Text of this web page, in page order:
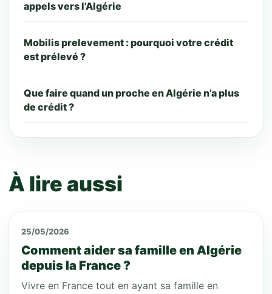
appels vers l’Algérie
Mobilis prelevement : pourquoi votre crédit
est prélevé ?
Que faire quand un proche en Algérie n’a plus
de crédit ?
À lire aussi
25/05/2026
Comment aider sa famille en Algérie
depuis la France ?
Vivre en France tout en ayant sa famille en